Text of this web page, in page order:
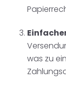
was zu